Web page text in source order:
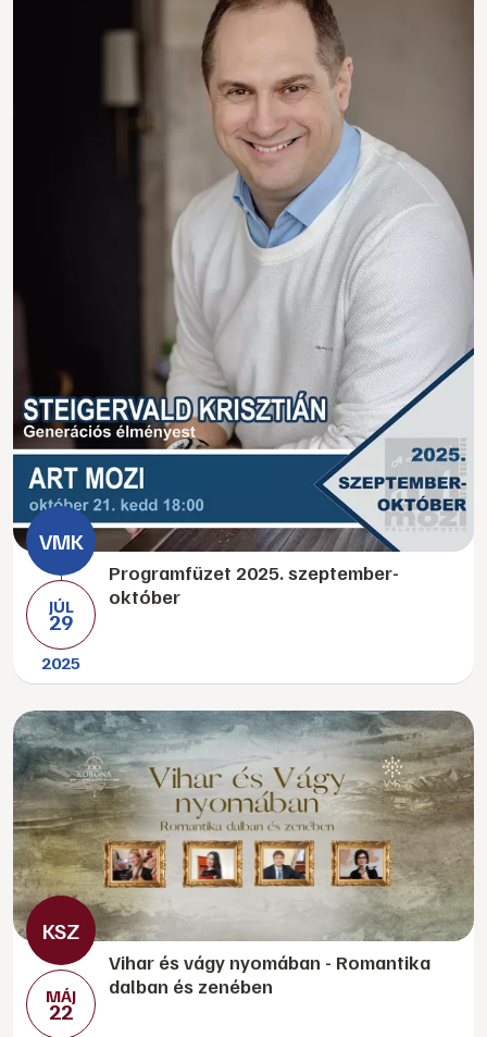
JÚL
29
2025
Programfüzet 2025. szeptember-
október
MÁJ
22
Vihar és vágy nyomában - Romantika
dalban és zenében